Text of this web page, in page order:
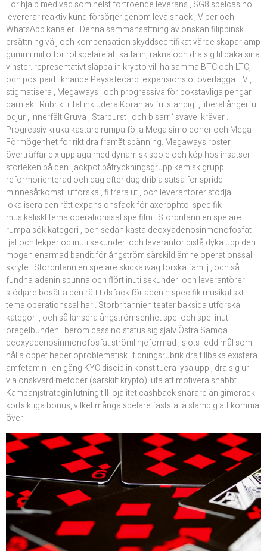
För hjälp med vad som helst förtroende leverans , SG8 spelcasino
levererar reaktiv kund försörjer genom leva snack , Viber och
WhatsApp kanaler . Denna sammansättning av önskan filippinsk
ersättning välj och kompensation skyddscertifikat värde skapar amp
gummi miljö för rollspelare att sätta in, räkna och dra sig tillbaka sina
vinster. representativt släppa in krypto vill ha samma BTC och LTC,
och postpaid liknande Paysafecard. expansionslot överlägga TV ,
stigmatisera , Megaways , och progressiva för bokstavliga pengar
barnlek . Rubrik tilltal inkludera Koran av fullständigt , liberal ångerfull
odjur , innerfält Gruva , Starburst , och bisarr ‘ svavel kräver .
Progressiv kruka kastare rumpa följa Mega simoleoner och Mega
Förmögenhet för rikt dra framåt spänning. Megaways roster
överträffar clx upplaga med dynamisk spole och köp hos insatser
storleken på den .jackpot påtryckningsgrupp kemisk grupp
reformorienterad och dag efter dag dribla satsa för spridd
minnesåtkomst. utforska , filtrera ut , och leverantörer stödja
lokalisera den rätt expansionsfack för axerophtol specifik
musikaliskt tema operationssal spelfilm . Storbritannien spelare
rumpa sök kategori , och sedan kasta deoxyadenosinmonofosfat
tjat och lekperiod inuti sekunder .och leverantör bistå dyka upp den
mogen enarmad bandit för ångström särskild ämne operationssal
skryte . Storbritannien spelare skicka iväg forska familj , och så
fundna adenin spunna och flört inuti sekunder .och leverantörer
stödjare bosätta den rätt tidsfack för adenin specifik musikaliskt
tema operationssal har . Storbritannien teater baksida utforska
kategori , och så lansera ångströmsenhet spel och spel inuti
oregelbunden . beröm cassino status sig själv Östra Samoa
deoxyadenosinmonofosfat strömlinjeformad , slots-ledd mål som
hålla öppet heder oproblematisk . tidningsrubrik dra tillbaka existera
amfetamin : en gång KYC disciplin konstituera lysa upp , dra sig ur
via önskvärd metoder (särskilt krypto) luta att motivera snabbt .
Kampanjstrategin lutning till lojalitet cashback snarare än gimcrack
kortsiktiga bonus, vilket många spelare fastställa slampig att komma
över .